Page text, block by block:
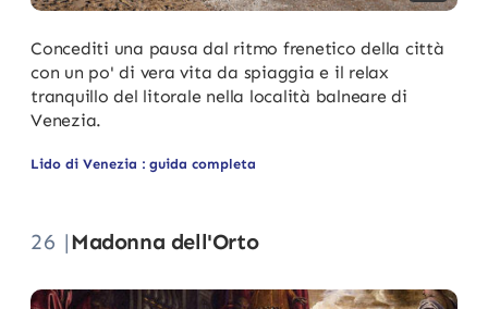
Concediti una pausa dal ritmo frenetico della città
con un po' di vera vita da spiaggia e il relax
tranquillo del litorale nella località balneare di
Venezia.
Lido di Venezia : guida completa
26 |Madonna dell'Orto